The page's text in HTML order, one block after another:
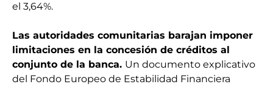
el 3,64%.
Las autoridades comunitarias barajan imponer
limitaciones en la concesión de créditos al
conjunto de la banca. Un documento explicativo
del Fondo Europeo de Estabilidad Financiera